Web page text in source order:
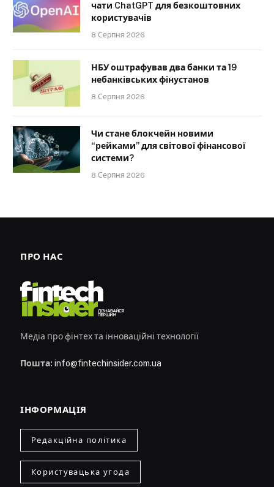
чати ChatGPT для безкоштовних
користувачів
8 Серпня 2026
НБУ оштрафував два банки та 19
небанківських фінустанов
8 Серпня 2026
Чи стане блокчейн новими
“рейками” для світової фінансової
системи?
8 Серпня 2026
ПРО НАС
Медіа про фінтех та інноваційні технології
Пошта: info@fintechinsider.com.ua
ІНФОРМАЦІЯ
Редакційна політика
Користувацька угода